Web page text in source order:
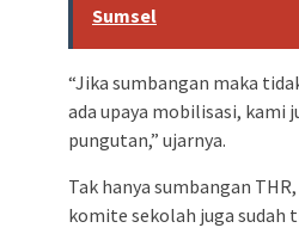
Sumsel
“Jika sumbangan maka
ada upaya mobilisasi, kami
pungutan,” ujarnya.
Tak hanya sumbangan
komite sekolah juga sudah